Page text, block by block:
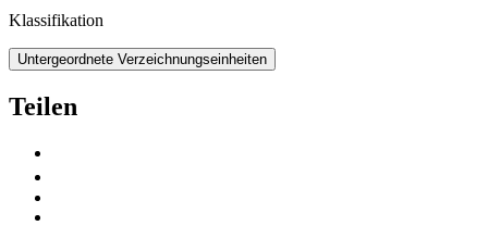
Klassifikation
Untergeordnete Verzeichnungseinheiten
Teilen